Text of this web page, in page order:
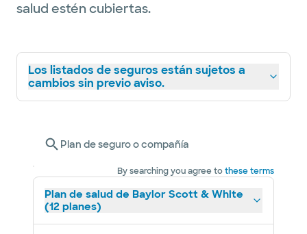
salud estén cubiertas.
Los listados de seguros están sujetos a
cambios sin previo aviso.
Plan de seguro o compañía
By searching you agree tothese terms
Plan de salud de Baylor Scott & White
(12 planes)